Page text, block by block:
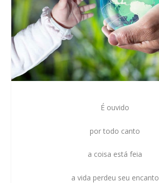
É ouvido
por todo canto
a coisa está feia
a vida perdeu seu encanto